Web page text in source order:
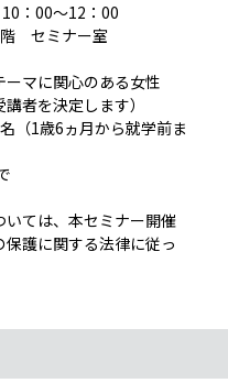
：00～12：00
セミナー室
マに関心のある女性
者を決定します）
（1歳6ヵ月から就学前ま
ては、本セミナー開催
護に関する法律に従っ